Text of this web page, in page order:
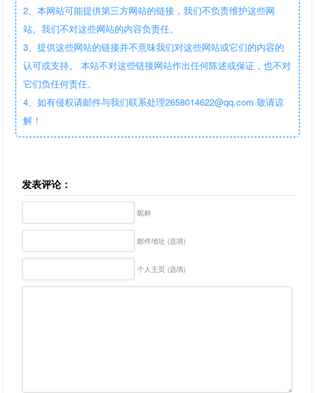
2、本网站可能提供第三方网站的链接，我们不负责维护这些网
站。我们不对这些网站的内容负责任。
3、提供这些网站的链接并不意味我们对这些网站或它们的内容的
认可或支持。 本站不对这些链接网站作出任何陈述或保证，也不对
它们负任何责任。
4、如有侵权请邮件与我们联系处理2658014622@qq.com 敬请谅
解！
发表评论：
昵称
邮件地址 (选填)
个人主页 (选填)